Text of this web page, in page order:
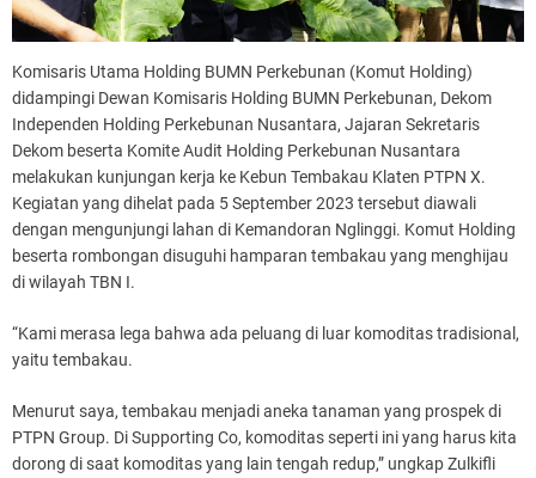
Komisaris Utama Holding BUMN Perkebunan (Komut Holding)
didampingi Dewan Komisaris Holding BUMN Perkebunan, Dekom
Independen Holding Perkebunan Nusantara, Jajaran Sekretaris
Dekom beserta Komite Audit Holding Perkebunan Nusantara
melakukan kunjungan kerja ke Kebun Tembakau Klaten PTPN X.
Kegiatan yang dihelat pada 5 September 2023 tersebut diawali
dengan mengunjungi lahan di Kemandoran Nglinggi. Komut Holding
beserta rombongan disuguhi hamparan tembakau yang menghijau
di wilayah TBN I.
“Kami merasa lega bahwa ada peluang di luar komoditas tradisional,
yaitu tembakau.
Menurut saya, tembakau menjadi aneka tanaman yang prospek di
PTPN Group. Di Supporting Co, komoditas seperti ini yang harus kita
dorong di saat komoditas yang lain tengah redup,” ungkap Zulkifli